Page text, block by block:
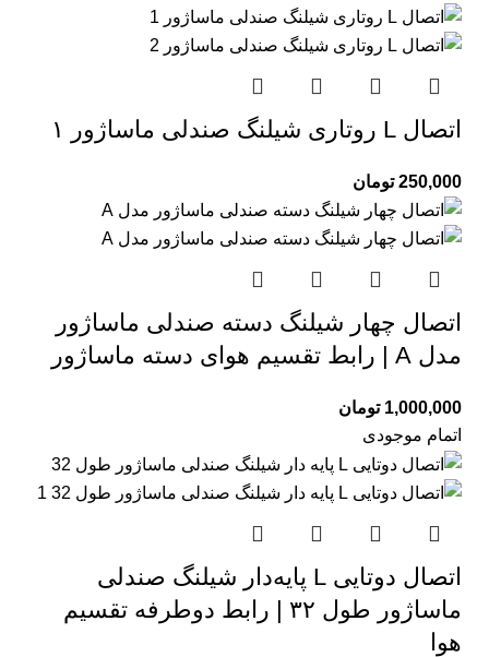
اتصال L روتاری شیلنگ صندلی ماساژور ۱
250,000 تومان
اتصال چهار شیلنگ دسته صندلی ماساژور
مدل A | رابط تقسیم هوای دسته ماساژور
1,000,000 تومان
اتمام موجودی
اتصال دوتایی L پایه‌دار شیلنگ صندلی
ماساژور طول ۳۲ | رابط دوطرفه تقسیم
هوا